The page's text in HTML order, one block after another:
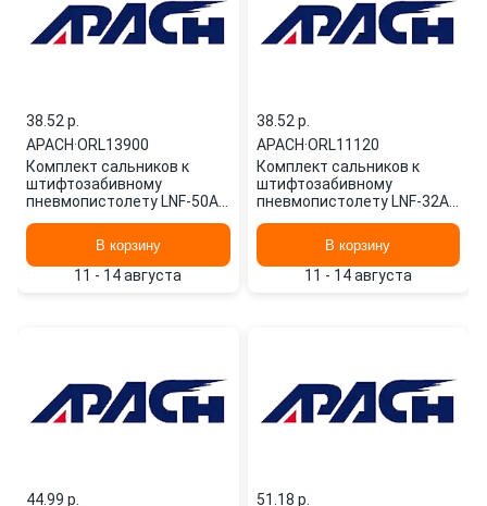
38.52 p.
APACH·ORL13900
Комплект сальников к
штифтозабивному
пневмопистолету LNF-50AC
В корзину
11 - 14 августа
38.52 p.
APACH·ORL11120
Комплект сальников к
штифтозабивному
пневмопистолету LNF-32AC
В корзину
11 - 14 августа
44.99 p.
51.18 p.